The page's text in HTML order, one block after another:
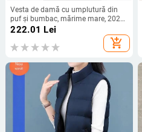
Vesta de damă cu umplutură din
puf și bumbac, mărime mare, 2025,
guler înalt, lungime scurtă, stil
222.01 Lei
add_shopping_cart